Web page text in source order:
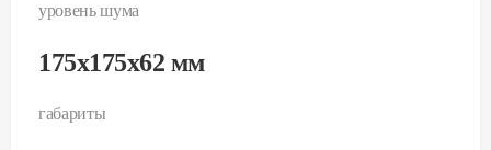
уровень шума
175x175x62 мм
габариты